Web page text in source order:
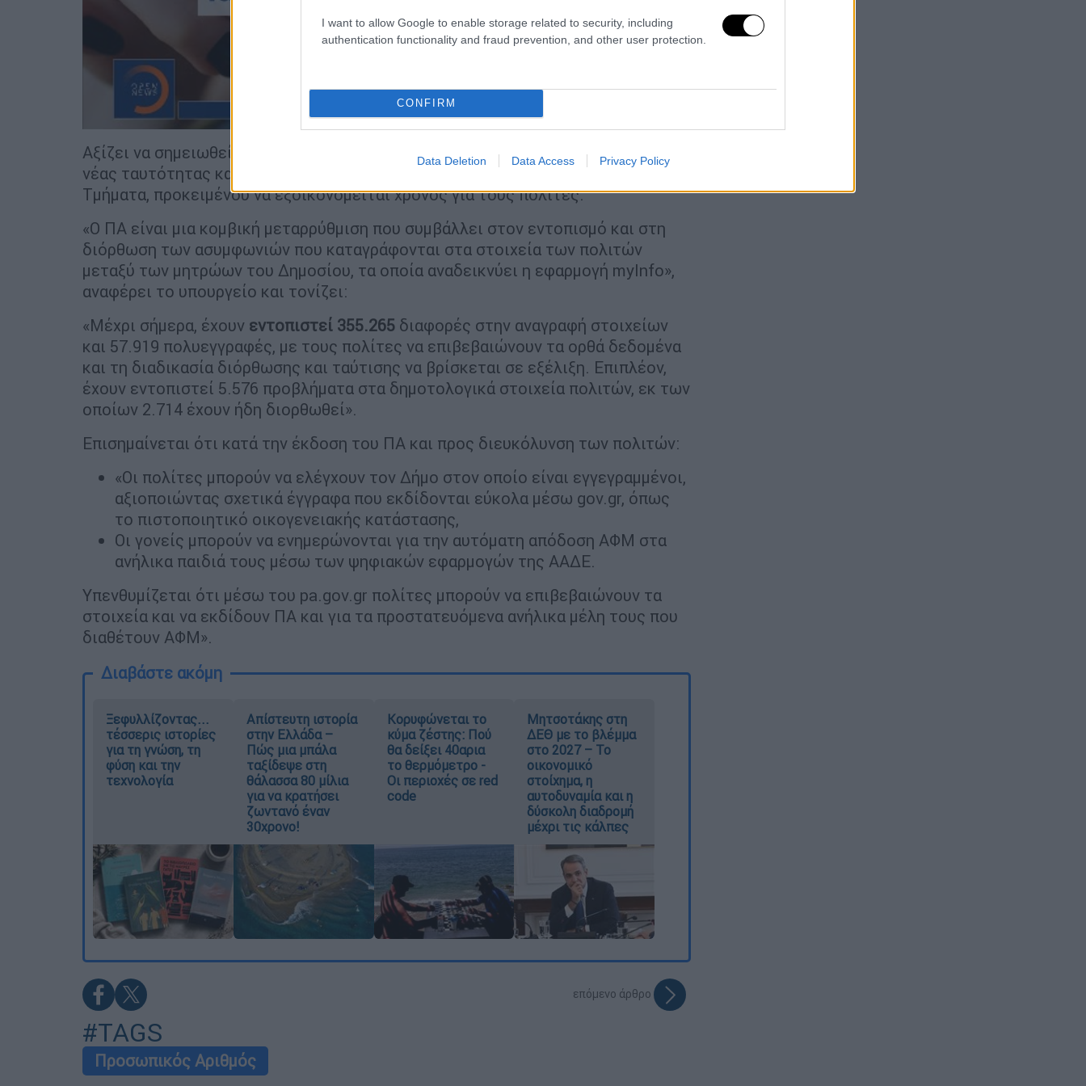
I want to allow Google to enable storage related to security, including
authentication functionality and fraud prevention, and other user protection.
CONFIRM
Data Deletion Data Access Privacy Policy
Αξίζει να σημειωθεί ότι η αναγραφή του ΠΑ είναι υποχρεωτική για την έκδοση
νέας ταυτότητας και πρέπει να προηγείται του ραντεβού στα Αστυνομικά
Τμήματα, προκειμένου να εξοικονομείται χρόνος για τους πολίτες.
«Ο ΠΑ είναι μια κομβική μεταρρύθμιση που συμβάλλει στον εντοπισμό και στη
διόρθωση των ασυμφωνιών που καταγράφονται στα στοιχεία των πολιτών
μεταξύ των μητρώων του Δημοσίου, τα οποία αναδεικνύει η εφαρμογή myInfo»,
αναφέρει το υπουργείο και τονίζει:
«Μέχρι σήμερα, έχουν εντοπιστεί 355.265 διαφορές στην αναγραφή στοιχείων
και 57.919 πολυεγγραφές, με τους πολίτες να επιβεβαιώνουν τα ορθά δεδομένα
και τη διαδικασία διόρθωσης και ταύτισης να βρίσκεται σε εξέλιξη. Επιπλέον,
έχουν εντοπιστεί 5.576 προβλήματα στα δημοτολογικά στοιχεία πολιτών, εκ των
οποίων 2.714 έχουν ήδη διορθωθεί».
Επισημαίνεται ότι κατά την έκδοση του ΠΑ και προς διευκόλυνση των πολιτών:
«Οι πολίτες μπορούν να ελέγχουν τον Δήμο στον οποίο είναι εγγεγραμμένοι,
αξιοποιώντας σχετικά έγγραφα που εκδίδονται εύκολα μέσω gov.gr, όπως
το πιστοποιητικό οικογενειακής κατάστασης,
Οι γονείς μπορούν να ενημερώνονται για την αυτόματη απόδοση ΑΦΜ στα
ανήλικα παιδιά τους μέσω των ψηφιακών εφαρμογών της ΑΑΔΕ.
Υπενθυμίζεται ότι μέσω του pa.gov.gr πολίτες μπορούν να επιβεβαιώνουν τα
στοιχεία και να εκδίδουν ΠΑ και για τα προστατευόμενα ανήλικα μέλη τους που
διαθέτουν ΑΦΜ».
Διαβάστε ακόμη
Ξεφυλλίζοντας...
τέσσερις ιστορίες
για τη γνώση, τη
φύση και την
τεχνολογία
Απίστευτη ιστορία
στην Ελλάδα –
Πώς μια μπάλα
ταξίδεψε στη
θάλασσα 80 μίλια
για να κρατήσει
ζωντανό έναν
30χρονο!
Κορυφώνεται το
κύμα ζέστης: Πού
θα δείξει 40αρια
το θερμόμετρο -
Οι περιοχές σε red
code
Μητσοτάκης στη
ΔΕΘ με το βλέμμα
στο 2027 – Το
οικονομικό
στοίχημα, η
αυτοδυναμία και η
δύσκολη διαδρομή
μέχρι τις κάλπες
επόμενο άρθρο
#TAGS
Προσωπικός Αριθμός